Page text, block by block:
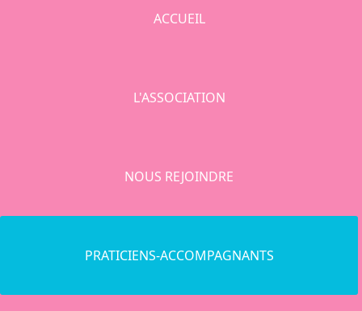
ACCUEIL
L'ASSOCIATION
NOUS REJOINDRE
PRATICIENS-ACCOMPAGNANTS